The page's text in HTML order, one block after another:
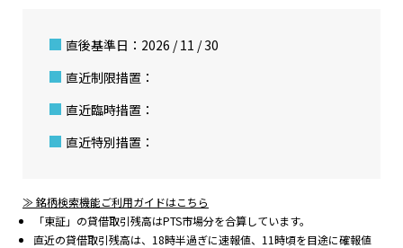
直後基準日：2026 / 11 / 30
直近制限措置：
直近臨時措置：
直近特別措置：
≫ 銘柄検索機能ご利用ガイドはこちら
「東証」の貸借取引残高はPTS市場分を合算しています。
直近の貸借取引残高は、18時半過ぎに速報値、11時頃を目途に確報値